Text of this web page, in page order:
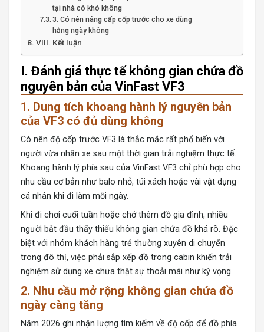
tại nhà có khó không
3. Có nên nâng cấp cốp trước cho xe dùng
hằng ngày không
VIII. Kết luận
I. Đánh giá thực tế không gian chứa đồ
nguyên bản của VinFast VF3
1. Dung tích khoang hành lý nguyên bản
của VF3 có đủ dùng không
Có nên độ cốp trước VF3 là thắc mắc rất phổ biến với
người vừa nhận xe sau một thời gian trải nghiệm thực tế.
Khoang hành lý phía sau của VinFast VF3 chỉ phù hợp cho
nhu cầu cơ bản như balo nhỏ, túi xách hoặc vài vật dụng
cá nhân khi đi làm mỗi ngày.
Khi đi chơi cuối tuần hoặc chở thêm đồ gia đình, nhiều
người bắt đầu thấy thiếu không gian chứa đồ khá rõ. Đặc
biệt với nhóm khách hàng trẻ thường xuyên di chuyển
trong đô thị, việc phải sắp xếp đồ trong cabin khiến trải
nghiệm sử dụng xe chưa thật sự thoải mái như kỳ vọng.
2. Nhu cầu mở rộng không gian chứa đồ
ngày càng tăng
Năm 2026 ghi nhận lượng tìm kiếm về độ cốp để đồ phía